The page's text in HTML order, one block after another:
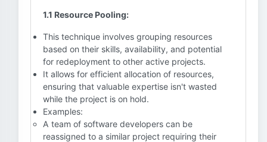
1.1 Resource Pooling:
This technique involves grouping resources
based on their skills, availability, and potential
for redeployment to other active projects.
It allows for efficient allocation of resources,
ensuring that valuable expertise isn't wasted
while the project is on hold.
Examples:
A team of software developers can be
reassigned to a similar project requiring their